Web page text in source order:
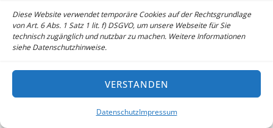
Diese Website verwendet temporäre Cookies auf der Rechtsgrundlage
von Art. 6 Abs. 1 Satz 1 lit. f) DSGVO, um unsere Webseite für Sie
technisch zugänglich und nutzbar zu machen. Weitere Informationen
siehe Datenschutzhinweise.
VERSTANDEN
DatenschutzImpressum